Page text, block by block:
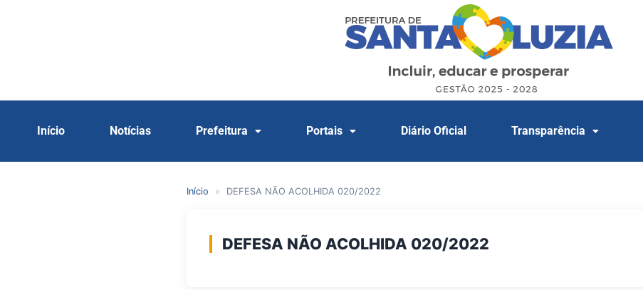
Início Notícias Prefeitura Portais Diário Oficial Transparência
Início » DEFESA NÃO ACOLHIDA 020/2022
DEFESA NÃO ACOLHIDA 020/2022